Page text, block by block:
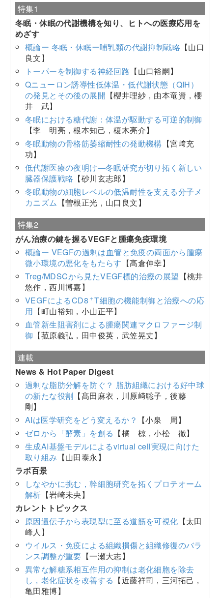
特集1
冬眠・休眠の代謝機構を知り、ヒトへの医療応用を
めざす
概論ー 冬眠・休眠ー哺乳類の代謝抑制戦略 【山口
良文】
トーパーを制御する神経回路 【山口裕嗣】
Qニューロン誘導性低体温・低代謝状態（QIH）
の発見とその後の展開 【櫻井理紗，由本竜資，櫻
井 武】
冬眠における糖代謝：体温が駆動する可逆的制御
【李 明亮，根本知己，榎木亮介】
冬眠動物の骨格筋萎縮耐性の発動機構 【宮﨑充
功】
低代謝医療の夜明け―冬眠研究が切り拓く新しい
臓器保護戦略 【砂川玄志郎】
冬眠動物の細胞レベルの低温耐性を支える分子メ
カニズム 【曽根正光，山口良文】
特集2
がん治療の鍵を握るVEGFと腫瘍免疫環境
概論ー VEGFの過剰は血管と免疫の両面から腫瘍
微小環境の悪化をもたらす 【髙倉伸幸】
Treg/MDSCから見たVEGF標的治療の展望 【桃井
悠作，西川博嘉】
VEGFによるCD8 ＋T細胞の機能制御と治療への応
用 【町山裕知，小山正平】
血管新生阻害剤による腫瘍関連マクロファージ制
御 【菰原義弘，田中俊英，武笠晃丈】
連載
News & Hot Paper Digest
過剰な脂肪分解を防ぐ？ 脂肪組織における好中球
の新たな役割 【髙田麻衣，川原﨑聡子，後藤
剛】
AIは医学研究をどう変えるか？
【小泉 周】
ゼロから「酵素」を創る 【橘 椋，小松 徹】
生成AI基盤モデルによるvirtual cell実現に向けた
取り組み 【山田泰永】
ラボ百景
しなやかに挑む，幹細胞研究を拓くプロテオーム
解析 【岩崎未央】
カレントトピックス
原因遺伝子から表現型に至る道筋を可視化 【太田
峰人】
ウイルス・免疫による組織損傷と組織修復のバラ
ンス調整が重要 【一瀬大志】
異常な解糖系相互作用の抑制は老化細胞を除去
し，老化症状を改善する 【近藤祥司，三河拓己，
亀田雅博】